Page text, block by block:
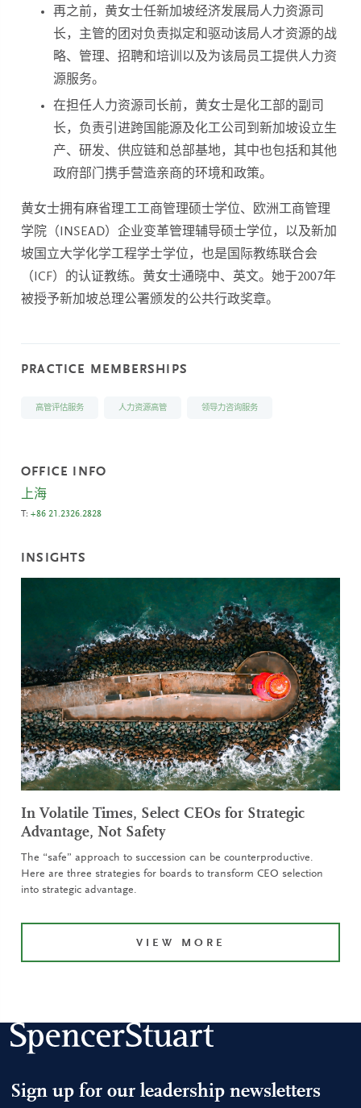
再之前，黄女士任新加坡经济发展局人力资源司
长，主管的团对负责拟定和驱动该局人才资源的战
略、管理、招聘和培训以及为该局员工提供人力资
源服务。
在担任人力资源司长前，黄女士是化工部的副司
长，负责引进跨国能源及化工公司到新加坡设立生
产、研发、供应链和总部基地，其中也包括和其他
政府部门携手营造亲商的环境和政策。
黄女士拥有麻省理工工商管理硕士学位、欧洲工商管理
学院（INSEAD）企业变革管理辅导硕士学位，以及新加
坡国立大学化学工程学士学位，也是国际教练联合会
（ICF）的认证教练。黄女士通晓中、英文。她于2007年
被授予新加坡总理公署颁发的公共行政奖章。
PRACTICE MEMBERSHIPS
高管评估服务 人力资源高管 领导力咨询服务
OFFICE INFO
上海
T:+86 21.2326.2828
INSIGHTS
In Volatile Times, Select CEOs for Strategic
Advantage, Not Safety
The “safe” approach to succession can be counterproductive.
Here are three strategies for boards to transform CEO selection
into strategic advantage.
VIEW MORE
Sign up for our leadership newsletters